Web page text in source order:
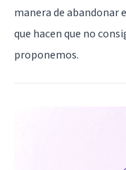
manera de
que hacen que no
proponemos.